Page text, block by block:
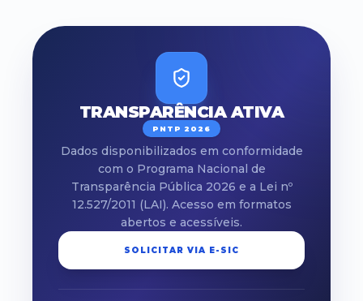
TRANSPARÊNCIA ATIVA
PNTP 2026
Dados disponibilizados em conformidade
com o Programa Nacional de
Transparência Pública 2026 e a Lei nº
12.527/2011 (LAI). Acesso em formatos
abertos e acessíveis.
SOLICITAR VIA E-SIC